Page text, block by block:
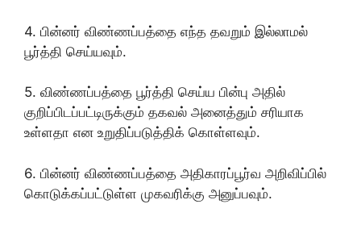
4. பின்னர் விண்ணப்பத்தை எந்த தவறும் இல்லாமல்
பூர்த்தி செய்யவும்.
5. விண்ணப்பத்தை பூர்த்தி செய்ய பின்பு அதில்
குறிப்பிடப்பட்டிருக்கும் தகவல் அனைத்தும் சரியாக
உள்ளதா என உறுதிப்படுத்திக் கொள்ளவும்.
6. பின்னர் விண்ணப்பத்தை அதிகாரப்பூர்வ அறிவிப்பில்
கொடுக்கப்பட்டுள்ள முகவரிக்கு அனுப்பவும்.